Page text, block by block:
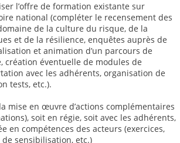
l’offre de formation existante sur
national (compléter le recensement des
de la culture du risque, de la
et de la résilience, enquêtes auprès de
et animation d’un parcours de
création éventuelle de modules de
avec les adhérents, organisation de
tests, etc.).
mise en œuvre d’actions complémentaires
soit en régie, soit avec les adhérents,
en compétences des acteurs (exercices,
sensibilisation, etc.)